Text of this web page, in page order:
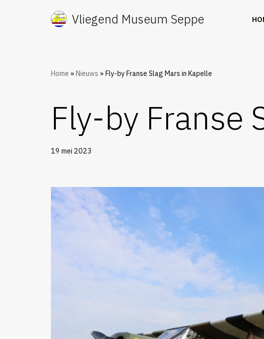
Vliegend Museum Seppe
Home » Nieuws » Fly-by Franse Slag Mars in Kapelle
Fly-by Franse
19 mei 2023